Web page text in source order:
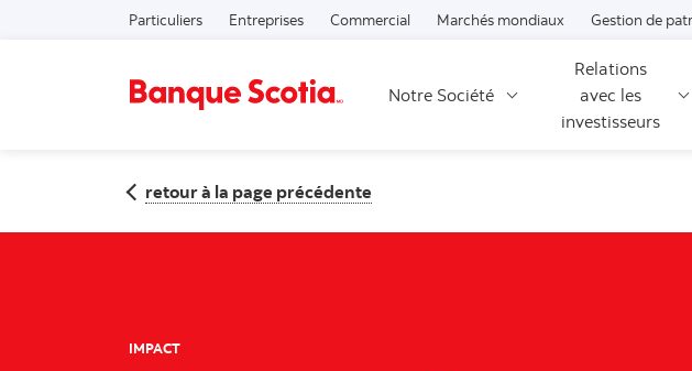
Particuliers Entreprises Commercial Marchés mondiaux Gestion de
Notre Société
Relations
avec les
investisseurs
retour à la page précédente
IMPACT